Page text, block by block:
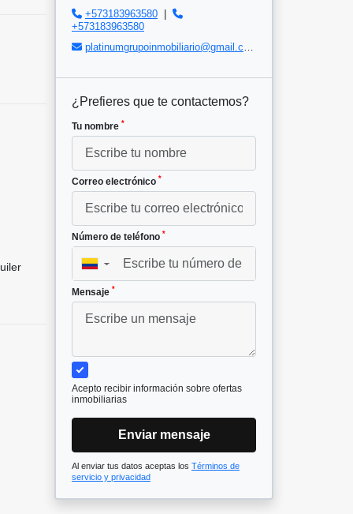
+573183963580 |
+573183963580
platinumgrupoinmobiliario@gmail.com
¿Prefieres que te contactemos?
Tu nombre *
Correo electrónico *
Número de teléfono *
▼
Mensaje *
Acepto recibir información sobre ofertas
inmobiliarias
Enviar mensaje
Al enviar tus datos aceptas los Términos de
servicio y privacidad